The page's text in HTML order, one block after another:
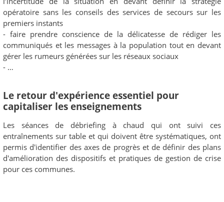
opératoire sans les conseils des services de secours sur les
premiers instants
- faire prendre conscience de la délicatesse de rédiger les
communiqués et les messages à la population tout en devant
gérer les rumeurs générées sur les réseaux sociaux
- …
Le retour d'expérience essentiel pour
capitaliser les enseignements
Les séances de débriefing à chaud qui ont suivi ces
entraînements sur table et qui doivent être systématiques, ont
permis d'identifier des axes de progrès et de définir des plans
d'amélioration des dispositifs et pratiques de gestion de crise
pour ces communes.